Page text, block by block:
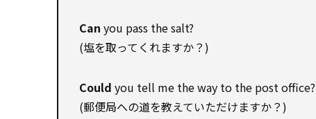
Can you pass the salt?
(塩を取ってくれますか？)
Could you tell me the way to the post office?
(郵便局への道を教えていただけますか？)